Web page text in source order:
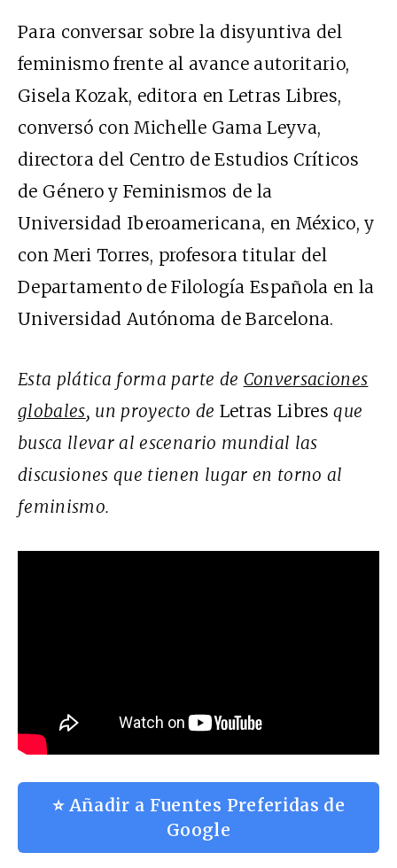
Para conversar sobre la disyuntiva del
feminismo frente al avance autoritario,
Gisela Kozak, editora en Letras Libres,
conversó con Michelle Gama Leyva,
directora del Centro de Estudios Críticos
de Género y Feminismos de la
Universidad Iberoamericana, en México, y
con Meri Torres, profesora titular del
Departamento de Filología Española en la
Universidad Autónoma de Barcelona.
Esta plática forma parte de Conversaciones
globales, un proyecto de Letras Libres que
busca llevar al escenario mundial las
discusiones que tienen lugar en torno al
feminismo.
⭐ Añadir a Fuentes Preferidas de
Google